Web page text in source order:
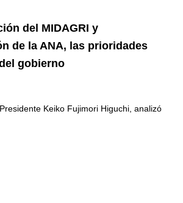
del MIDAGRI y
de la ANA, las prioridades
gobierno
Keiko Fujimori Higuchi, analizó